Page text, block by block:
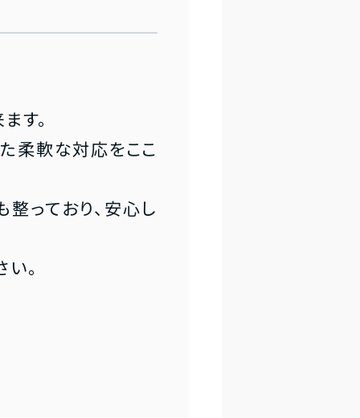
す。
柔軟な対応をここ
っており、安心し
。